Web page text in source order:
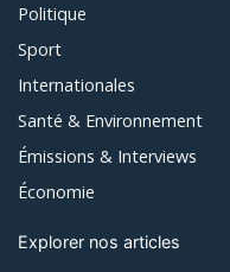
Politique
Sport
Internationales
Santé & Environnement
Émissions & Interviews
Économie
Explorer nos articles